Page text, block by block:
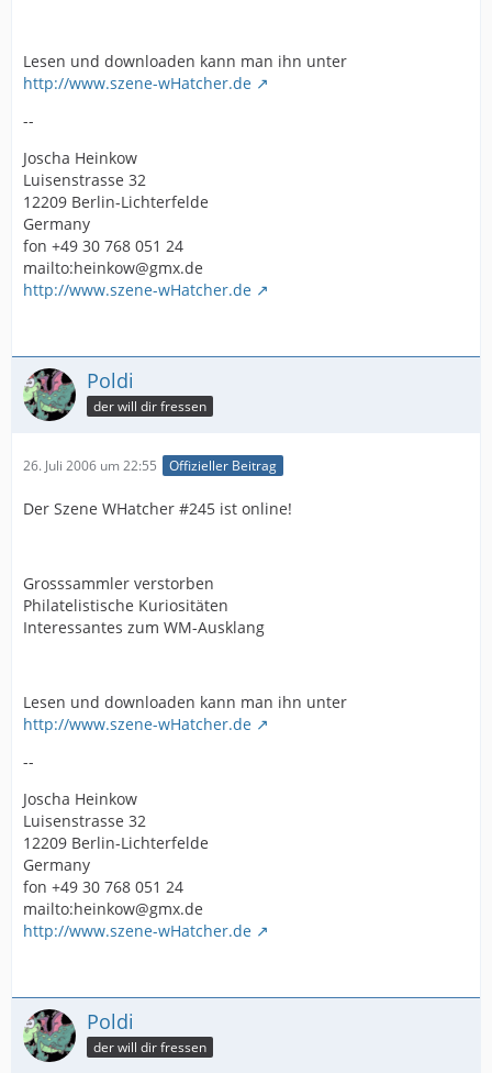
Lesen und downloaden kann man ihn unter
http://www.szene-wHatcher.de
--
Joscha Heinkow
Luisenstrasse 32
12209 Berlin-Lichterfelde
Germany
fon +49 30 768 051 24
mailto:heinkow@gmx.de
http://www.szene-wHatcher.de
Poldi
der will dir fressen
26. Juli 2006 um 22:55 Offizieller Beitrag
Der Szene WHatcher #245 ist online!
Grosssammler verstorben
Philatelistische Kuriositäten
Interessantes zum WM-Ausklang
Lesen und downloaden kann man ihn unter
http://www.szene-wHatcher.de
--
Joscha Heinkow
Luisenstrasse 32
12209 Berlin-Lichterfelde
Germany
fon +49 30 768 051 24
mailto:heinkow@gmx.de
http://www.szene-wHatcher.de
Poldi
der will dir fressen